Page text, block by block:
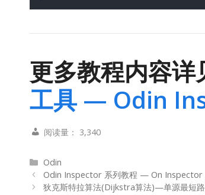
更多教程内容详
工具 — Odin
阅读量： 3,340
分
类
Odin
Odin Inspector 系列教程 — On
狄克斯特拉算法(Dijkstra算法)—单源最短